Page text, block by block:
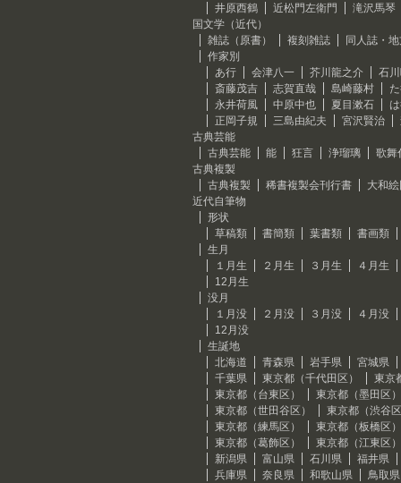
井原西鶴
近松門左衛門
滝沢馬琴
国文学（近代）
雑誌（原書）
複刻雑誌
同人誌・
作家別
あ行
会津八一 芥川龍之介
石
斎藤茂吉
志賀直哉 島崎藤村
永井荷風
中原中也 夏目漱石
正岡子規
三島由紀夫 宮沢賢治
古典芸能
古典芸能
能 狂言 浄瑠璃
歌舞
古典複製
古典複製
稀書複製会刊行書
大和
近代自筆物
形状
草稿類
書簡類 葉書類
書画類
生月
１月生
２月生 ３月生
４月生
12月生
没月
１月没
２月没 ３月没
４月没
12月没
生誕地
北海道
青森県 岩手県
宮城県
千葉県
東京都（千代田区）
東京
東京都（台東区）
東京都（墨田区）
東京都（世田谷区）
東京都（渋谷
東京都（練馬区）
東京都（板橋区）
東京都（葛飾区）
東京都（江東区）
新潟県
富山県 石川県
福井県
兵庫県
奈良県 和歌山県
鳥取県